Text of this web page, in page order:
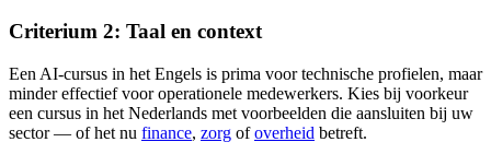
Criterium 2: Taal en context
Een AI-cursus in het Engels is prima voor technische profielen, maar
minder effectief voor operationele medewerkers. Kies bij voorkeur
een cursus in het Nederlands met voorbeelden die aansluiten bij uw
sector — of het nu finance, zorg ofoverheid betreft.